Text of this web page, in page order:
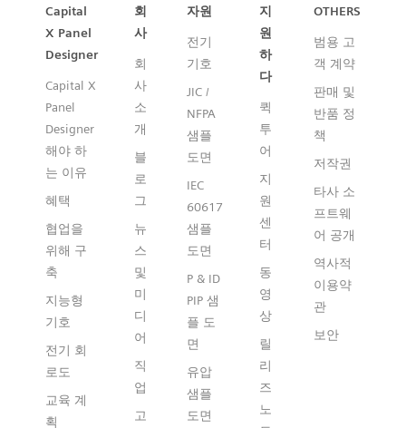
Capital™ X Panel Designer
Capital
X Panel
Designer
Capital X
Panel
Designer
해야 하
는 이유
혜택
협업을
위해 구
축
지능형
기호
전기 회
로도
교육 계
획
회
사
회
사
소
개
블
로
그
뉴
스
및
미
디
어
직
업
고
자원
전기
기호
JIC /
NFPA
샘플
도면
IEC
60617
샘플
도면
P & ID
PIP 샘
플 도
면
유압
샘플
도면
지
원
하
다
퀵
투
어
지
원
센
터
동
영
상
릴
리
즈
노
OTHERS
범용 고
객 계약
판매 및
반품 정
책
저작권
타사 소
프트웨
어 공개
역사적
이용약
관
보안